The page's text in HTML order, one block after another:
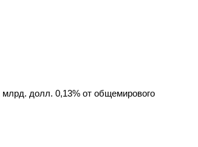
млрд. долл. 0,13% от общемирового